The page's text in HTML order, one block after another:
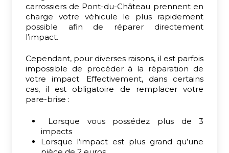
carrossiers de Pont-du-Château prennent en
charge votre véhicule le plus rapidement
possible afin de réparer directement
l’impact.
Cependant, pour diverses raisons, il est parfois
impossible de procéder à la réparation de
votre impact. Effectivement, dans certains
cas, il est obligatoire de remplacer votre
pare-brise :
Lorsque vous possédez plus de 3
impacts
Lorsque l’impact est plus grand qu’une